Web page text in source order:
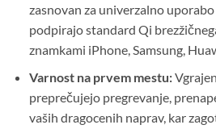
zasnovan za univerzalno
podpirajo standard Qi
znamkami iPhone, Samsung,
Varnost na prvem mestu:
preprečujejo pregrevanje,
vaših dragocenih naprav, kar